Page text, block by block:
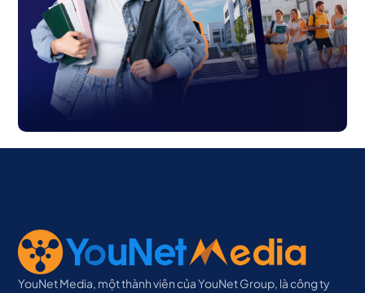
YouNet Media, một thành viên của YouNet Group, là công ty